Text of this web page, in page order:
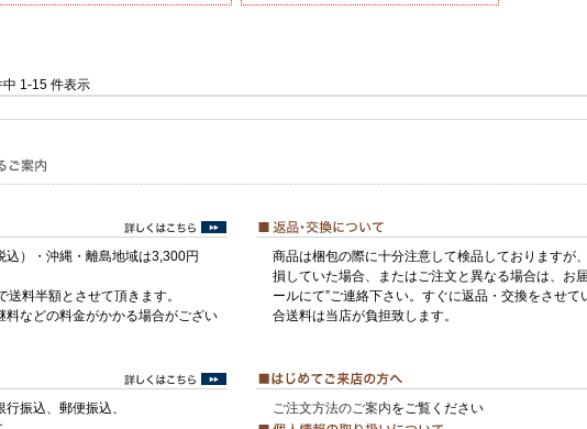
中 1-15 件表示
）・沖縄・離島地域は3,300円
料半額とさせて頂きます。
などの料金がかかる場合がござい
商品は梱包の際に十分注意して検品しておりますが
損していた場合、またはご注文と異なる場合は、お
ールにて”ご連絡下さい。すぐに返品・交換をさせて
合送料は当店が負担致します。
振込、郵便振込、
ご注文方法のご案内をご覧ください